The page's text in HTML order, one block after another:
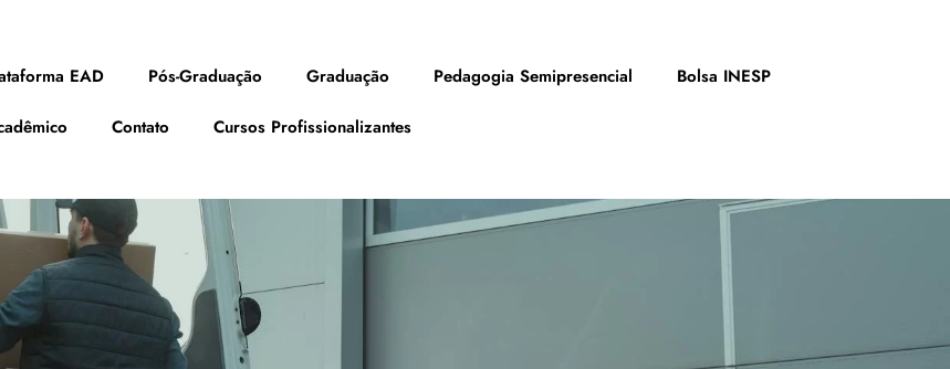
EAD Pós-Graduação Graduação Pedagogia Semipresencial Bolsa INESP
Contato Cursos Profissionalizantes